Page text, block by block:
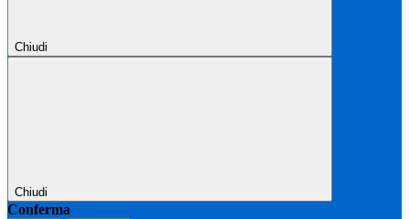
Chiudi
Chiudi
Conferma